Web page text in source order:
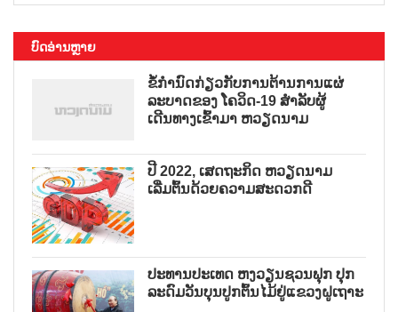
ບົດອ່ານຫຼາຍ
ຂໍ້ກຳນົດກ່ຽວກັບການຕ້ານການແຜ່
ລະບາດຂອງ ໂຄວິດ-19 ສຳລັບຜູ້
ເດີນທາງເຂົ້າມາ ຫວຽດນາມ
ປີ 2022, ເສດຖະກິດ ຫວຽດນາມ
ເລີ່ມຕົ້ນດ້ວຍຄວາມສະດວກດີ
ປະທານປະເທດ ຫງວຽນຊວນຟຸກ ປຸກ
ລະດົມວັນບຸນປູກຕົ້ນໄມ້ຢູ່ແຂວງຝູເຖາະ